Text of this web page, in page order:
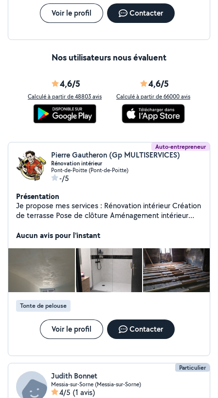
Voir le profil Contacter
Nos utilisateurs nous évaluent
4,6/5
Calculé à partir de 48803 avis
4,6/5
Calculé à partir de 66000 avis
Auto-entrepreneur
Pierre Gautheron (Gp MULTISERVICES)
Rénovation intérieur
Pont-de-Poitte (Pont-de-Poitte)
-/5
Présentation
Je propose mes services : Rénovation intérieur Création
de terrasse Pose de clôture Aménagement intérieur
travaux a bientôt cordialement GP MULTISERVICES
Aucun avis pour l'instant
Tonte de pelouse
Voir le profil Contacter
Particulier
Judith Bonnet
Messia-sur-Sorne (Messia-sur-Sorne)
4/5 (1 avis)